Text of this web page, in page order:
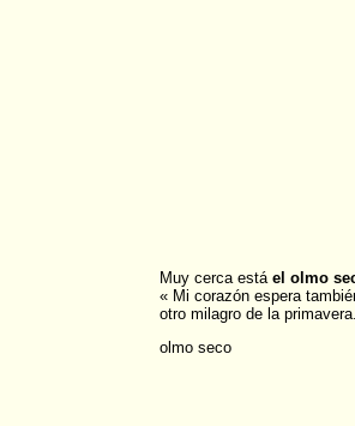
Muy cerca está el olmo
« Mi corazón espera
otro milagro de la
olmo seco